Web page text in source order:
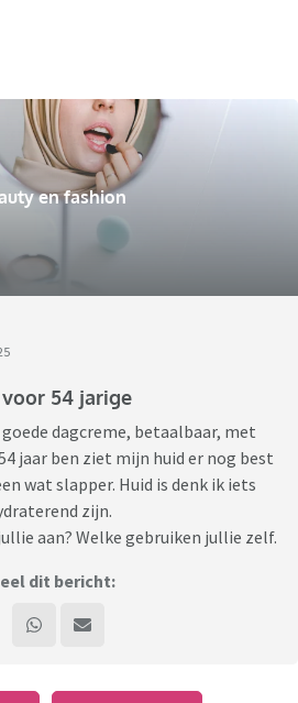
en fashion
54 jarige
dagcreme, betaalbaar, met
jaar ben ziet mijn huid er nog best
wat slapper. Huid is denk ik iets
zijn.
aan? Welke gebruiken jullie zelf.
dit bericht: